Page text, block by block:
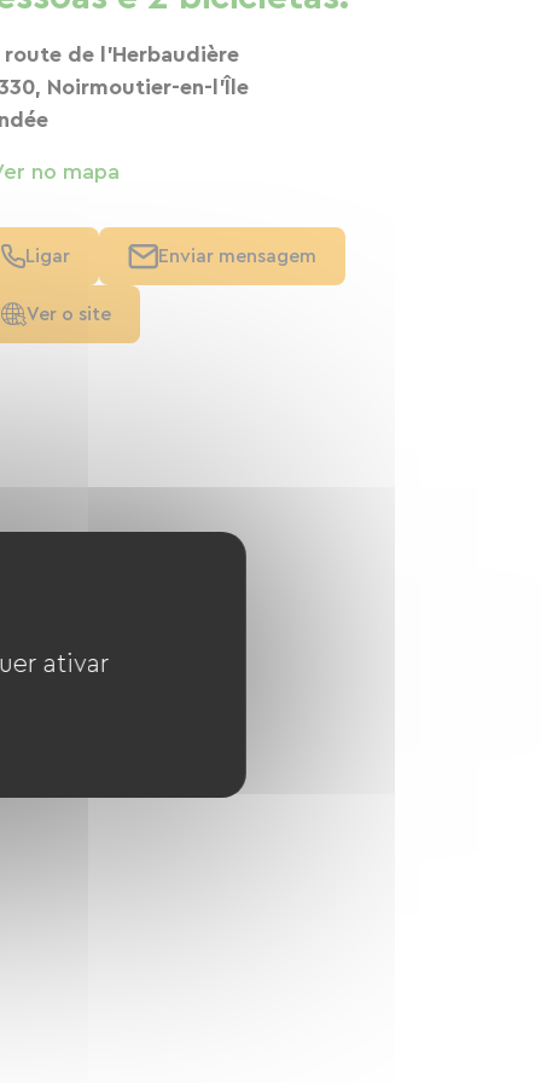
route de l'Herbaudière
Noirmoutier-en-l'Île
no mapa
Ligar Enviar mensagem
Ver o site
ativar